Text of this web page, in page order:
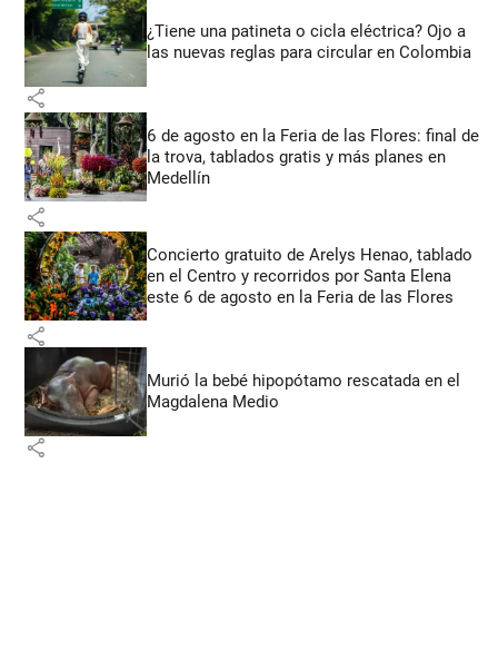
¿Tiene una patineta o cicla eléctrica? Ojo a
las nuevas reglas para circular en Colombia
share
6 de agosto en la Feria de las Flores: final de
la trova, tablados gratis y más planes en
Medellín
share
Concierto gratuito de Arelys Henao, tablado
en el Centro y recorridos por Santa Elena
este 6 de agosto en la Feria de las Flores
share
Murió la bebé hipopótamo rescatada en el
Magdalena Medio
share